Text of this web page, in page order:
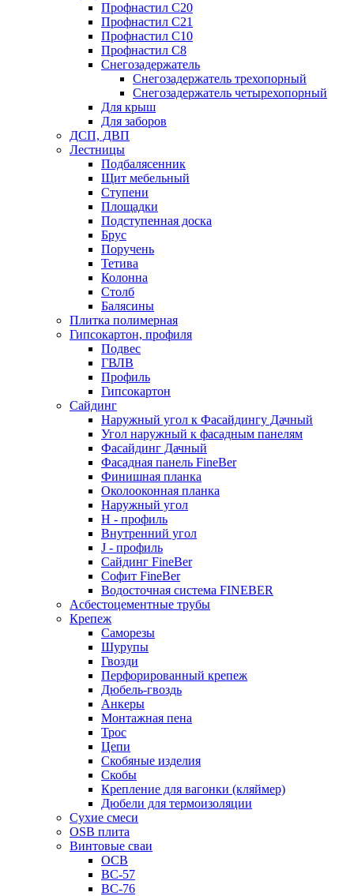
Профнастил С20
Профнастил С21
Профнастил С10
Профнастил С8
Снегозадержатель
Снегозадержатель трехопорный
Снегозадержатель четырехопорный
Для крыш
Для заборов
ДСП, ДВП
Лестницы
Подбалясенник
Щит мебельный
Ступени
Площадки
Подступенная доска
Брус
Поручень
Тетива
Колонна
Столб
Балясины
Плитка полимерная
Гипсокартон, профиля
Подвес
ГВЛВ
Профиль
Гипсокартон
Сайдинг
Наружный угол к Фасайдингу Дачный
Угол наружный к фасадным панелям
Фасайдинг Дачный
Фасадная панель FineBer
Финишная планка
Околооконная планка
Наружный угол
H - профиль
Внутренний угол
J - профиль
Сайдинг FineBer
Софит FineBer
Водосточная система FINEBER
Асбестоцементные трубы
Крепеж
Саморезы
Шурупы
Гвозди
Перфорированный крепеж
Дюбель-гвоздь
Анкеры
Монтажная пена
Трос
Цепи
Скобяные изделия
Скобы
Крепление для вагонки (кляймер)
Дюбели для термоизоляции
Сухие смеси
OSB плита
Винтовые сваи
ОСВ
ВС-57
ВС-76